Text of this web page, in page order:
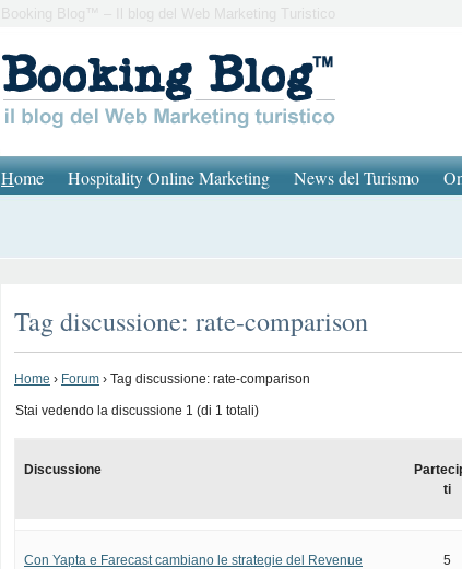
Booking Blog™ – Il blog del Web Marketing Turistico
Home Hospitality Online Marketing News del Turismo
Tag discussione: rate-comparison
Home › Forum › Tag discussione: rate-comparison
Stai vedendo la discussione 1 (di 1 totali)
Discussione
ti
Con Yapta e Farecast cambiano le strategie del Revenue
5